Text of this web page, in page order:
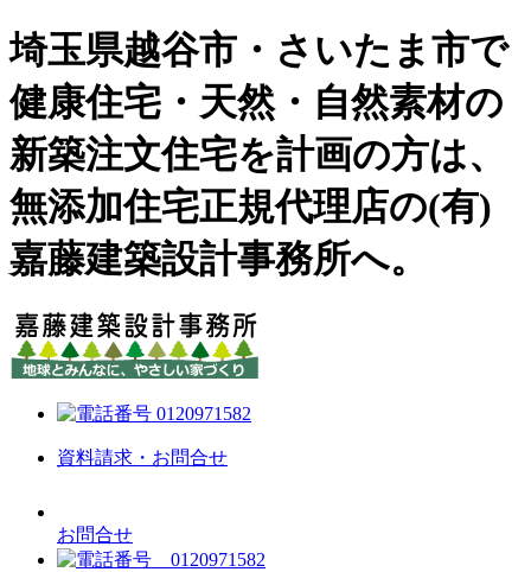
埼玉県越谷市・さいたま市で
健康住宅・天然・自然素材の
新築注文住宅を計画の方は、
無添加住宅正規代理店の(有)
嘉藤建築設計事務所へ。
資料請求・お問合せ
お問合せ